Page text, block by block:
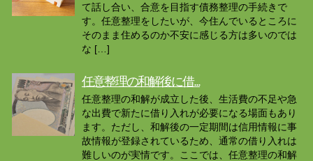
て話し合い、合意を目指す債務整理の手続きで
す。任意整理をしたいが、今住んでいるところに
そのまま住めるのか不安に感じる方は多いのでは
な […]
任意整理の和解後に借...
任意整理の和解が成立した後、生活費の不足や急
な出費で新たに借り入れが必要になる場面もあり
ます。ただし、和解後の一定期間は信用情報に事
故情報が登録されているため、通常の借り入れは
難しいのが実情です。ここでは、任意整理の和解